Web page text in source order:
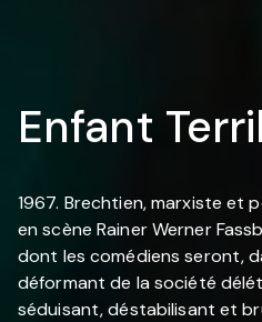
Enfant
1967. Brechtien, marxiste et
en scène Rainer Werner
dont les comédiens seront,
déformant de la société
séduisant, déstabilisant et